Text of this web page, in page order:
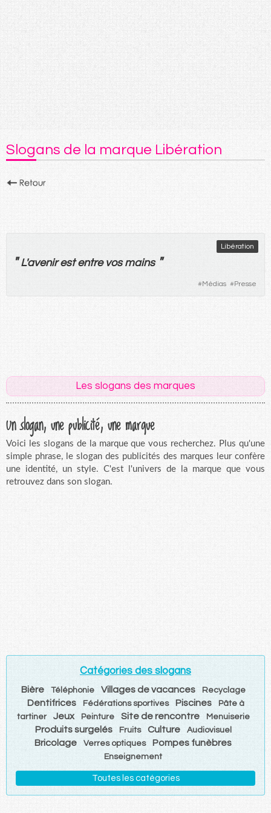
Slogans de la marque Libération
Libération
"L'avenir est entre vos mains "
#Médias #Presse
Les slogans des marques
Un slogan, une publicité, une marque
Voici les slogans de la marque que vous recherchez. Plus qu'une
simple phrase, le slogan des publicités des marques leur confère
une identité, un style. C'est l'univers de la marque que vous
retrouvez dans son slogan.
Catégories des slogans
Bière Téléphonie Villages de vacances Recyclage
Dentifrices Fédérations sportives Piscines
Pâte à
tartiner
Jeux Peinture Site de rencontre Menuiserie
Produits surgelés Fruits Culture Audiovisuel
Bricolage Verres optiques Pompes funèbres
Enseignement
Toutes les catégories